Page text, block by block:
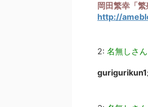
岡田繁幸「
http://
2: 名無しさ
gurigurikun1